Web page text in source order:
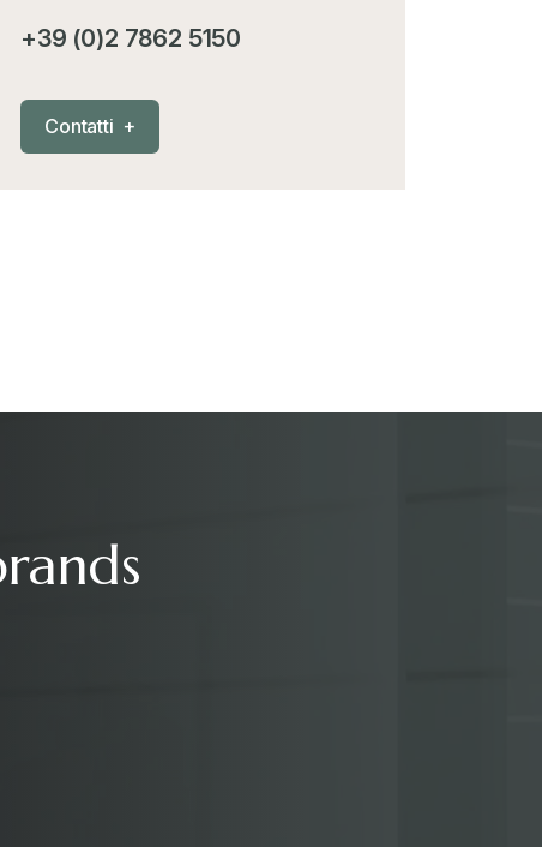
+39 (0)2 7862 5150
Contatti +